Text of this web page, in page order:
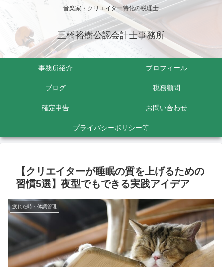
音楽家・クリエイター特化の税理士
三橋裕樹公認会計士事務所
事務所紹介 プロフィール
ブログ 税務顧問
確定申告 お問い合わせ
プライバシーポリシー等
【クリエイターが睡眠の質を上げるための
習慣5選】夜型でもできる実践アイデア
疲れた時・体調管理